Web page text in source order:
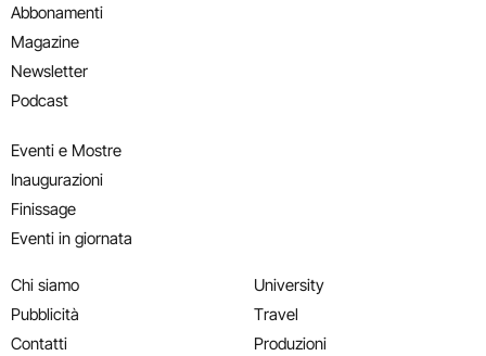
Abbonamenti
Magazine
Newsletter
Podcast
Eventi e Mostre
Inaugurazioni
Finissage
Eventi in giornata
Chi siamo
Pubblicità
Contatti
University
Travel
Produzioni